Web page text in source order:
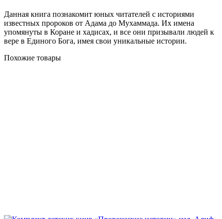
Данная книга познакомит юных читателей с историями
известных пророков от Адама до Мухаммада. Их имена
упомянуты в Коране и хадисах, и все они призывали людей к
вере в Единого Бога, имея свои уникальные истории.
Похожие товары